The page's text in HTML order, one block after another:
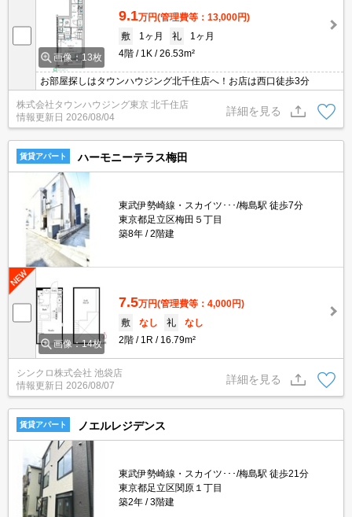
画像：13枚
9.1万円(管理費等：13,000円)
敷
1ヶ月 礼
1ヶ月
4階
1K 26.53m²
お部屋探しはタウンハウジング北千住店へ！お店は西口徒歩3分
株式会社タウンハウジング東京 北千住店
情報更新日 2026/08/04
詳細を見る
賃貸アパート ハーモニーテラス梅田
東武伊勢崎線・スカイツ･･･/梅島駅 徒歩7分
東京都足立区梅田５丁目
築8年
2階建
画像：14枚
7.5万円(管理費等：4,000円)
敷
なし 礼
なし
2階
1R 16.79m²
シンクロ株式会社 池袋店
情報更新日 2026/08/07
詳細を見る
賃貸アパート ノエルレジデンス
東武伊勢崎線・スカイツ･･･/梅島駅 徒歩21分
東京都足立区関原１丁目
築2年
3階建